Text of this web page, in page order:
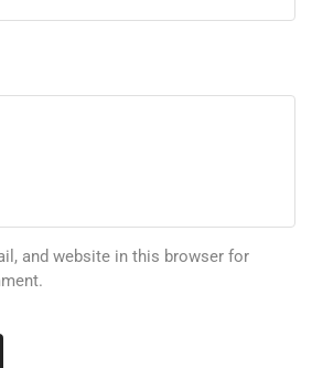
and website in this browser for